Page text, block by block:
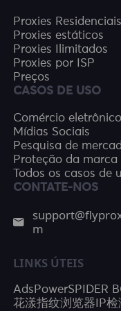
Proxies Residenciais
Proxies estáticos
Proxies Ilimitados
Proxies por ISP
Preços
CASOS DE USO
Comércio eletrônico
Mídias Sociais
Pesquisa de
Proteção da marca
Todos os casos de
CONTATE-NOS
m
LINKS ÚTEIS
AdsPowerSPIDER
花漾指纹浏览器 IP检